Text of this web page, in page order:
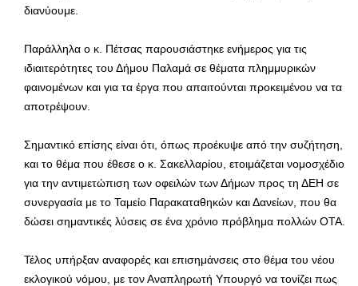
διανύουμε.
Παράλληλα ο κ. Πέτσας παρουσιάστηκε ενήμερος για τις
ιδιαιτερότητες του Δήμου Παλαμά σε θέματα πλημμυρικών
φαινομένων και για τα έργα που απαιτούνται προκειμένου να τα
αποτρέψουν.
Σημαντικό επίσης είναι ότι, όπως προέκυψε από την συζήτηση,
και το θέμα που έθεσε ο κ. Σακελλαρίου, ετοιμάζεται νομοσχέδιο
για την αντιμετώπιση των οφειλών των Δήμων προς τη ΔΕΗ σε
συνεργασία με το Ταμείο Παρακαταθηκών και Δανείων, που θα
δώσει σημαντικές λύσεις σε ένα χρόνιο πρόβλημα πολλών ΟΤΑ.
Τέλος υπήρξαν αναφορές και επισημάνσεις στο θέμα του νέου
εκλογικού νόμου, με τον Αναπληρωτή Υπουργό να τονίζει πως